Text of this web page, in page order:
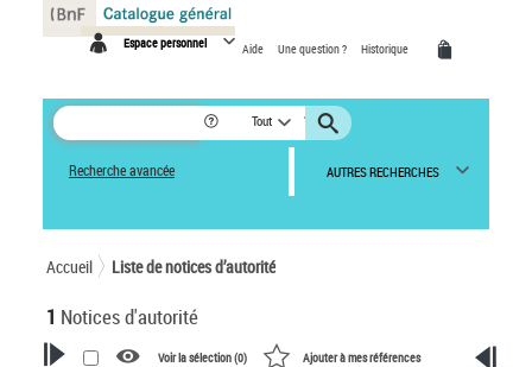
Espace personnel Aide Une question ? Historique
Tout
Recherche avancée AUTRES RECHERCHES
Accueil Liste de notices d’autorité
1 Notices d'autorité
Voir la sélection (0) Ajouter à mes références
Panneau de gestion des cookies